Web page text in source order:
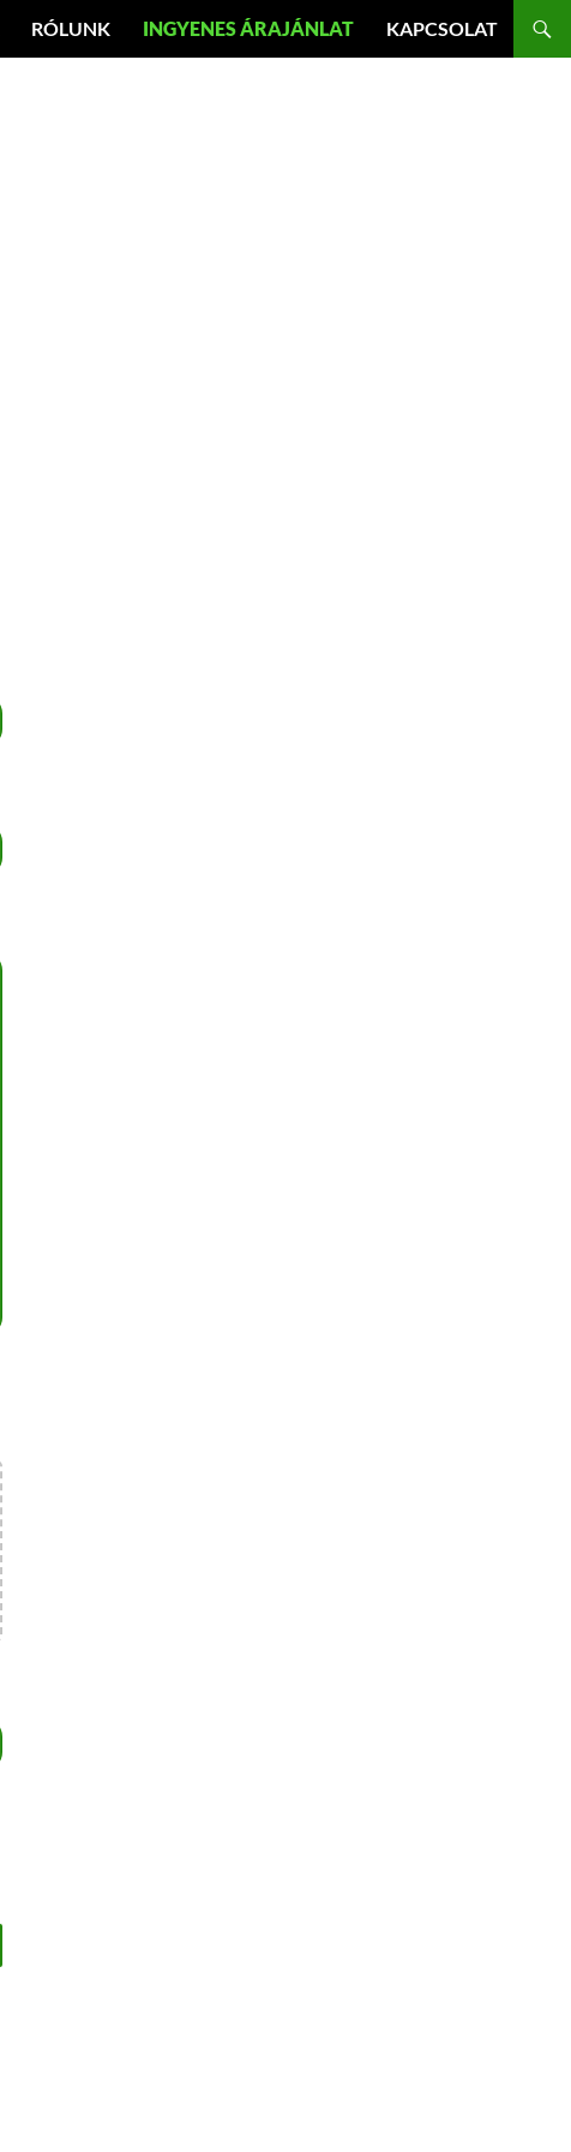
RÓLUNK INGYENES ÁRAJÁNLAT KAPCSOLAT